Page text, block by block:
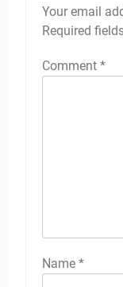
Your email
Required
Comment *
Name *